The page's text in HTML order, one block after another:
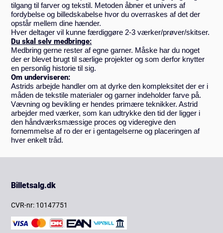
tilgang til farver og tekstil. Metoden åbner et univers af
fordybelse og billedskabelse hvor du overraskes af det der
opstår mellem dine hænder.
Hver deltager vil kunne færdiggøre 2-3 værker/prøver/skitser.
Du skal selv medbringe:
Medbring gerne rester af egne garner. Måske har du noget
der er blevet brugt til særlige projekter og som derfor knytter
en personlig historie til sig.
Om underviseren:
Astrids arbejde handler om at dyrke den kompleksitet der er i
måden de tekstile materialer og garner indeholder farve på.
Vævning og bevikling er hendes primære teknikker. Astrid
arbejder med værker, som kan udtrykke den tid der ligger i
den håndværksmæssige proces og videregive den
fornemmelse af ro der er i gentagelserne og placeringen af
hver enkelt tråd.
Billetsalg.dk
CVR-nr: 10147751